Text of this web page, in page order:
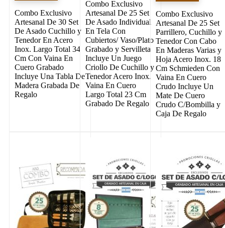
Combo Exclusivo
Artesanal De 30 Set
De Asado Cuchillo y
Tenedor En Acero
Inox. Largo Total 34
Cm Con Vaina En
Cuero Grabado
Incluye Una Tabla De
Madera Grabada De
Regalo
Combo Exclusivo
Artesanal De 25 Set
De Asado Individual
En Tela Con
Cubiertos/ Vaso/Plato
Grabado y Servilleta
Incluye Un Juego
Criollo De Cuchillo y
Tenedor Acero Inox.
Vaina En Cuero
Largo Total 23 Cm
Grabado De Regalo
Combo Exclusivo
Artesanal De 25 Set
Parrillero, Cuchillo y
Tenedor Con Cabo
En Maderas Varias y
Hoja Acero Inox. 18
Cm Schmieden Con
Vaina En Cuero
Crudo Incluye Un
Mate De Cuero
Crudo C/Bombilla y
Caja De Regalo